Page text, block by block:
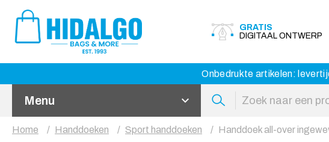
GRATIS
DIGITAAL ONTWERP
Onbedrukte artikelen:
Menu
Home Handdoeken Sport handdoeken Handdoek all-over